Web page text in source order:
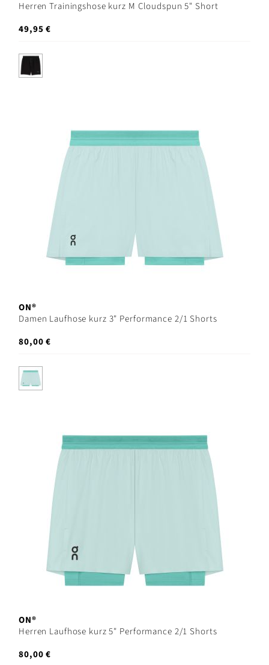
Herren Trainingshose kurz M Cloudspun 5" Short
49,95 €
ON®
Damen Laufhose kurz 3" Performance 2/1 Shorts
80,00 €
ON®
Herren Laufhose kurz 5" Performance 2/1 Shorts
80,00 €